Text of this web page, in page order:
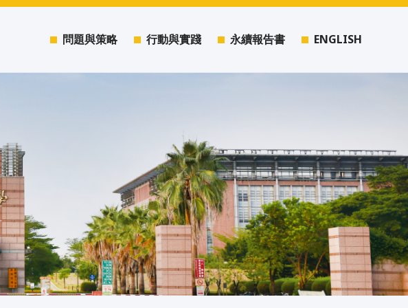
問題與策略 行動與實踐 永續報告書 ENGLISH